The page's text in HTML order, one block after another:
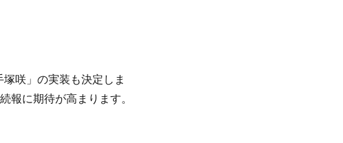
咲」の実装も決定しま
報に期待が高まります。